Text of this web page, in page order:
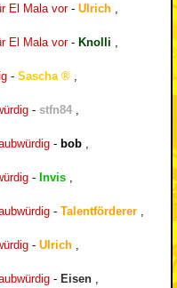
El Mala vor- Ulrich ,
El Mala vor- Knolli ,
- Sascha
,
- stfn84 ,
- bob ,
- Invis ,
- Talentförderer ,
- Ulrich ,
- Eisen ,